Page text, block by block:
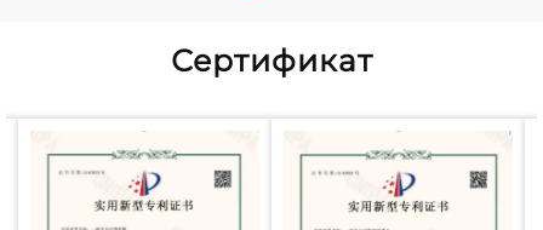
Сертификат